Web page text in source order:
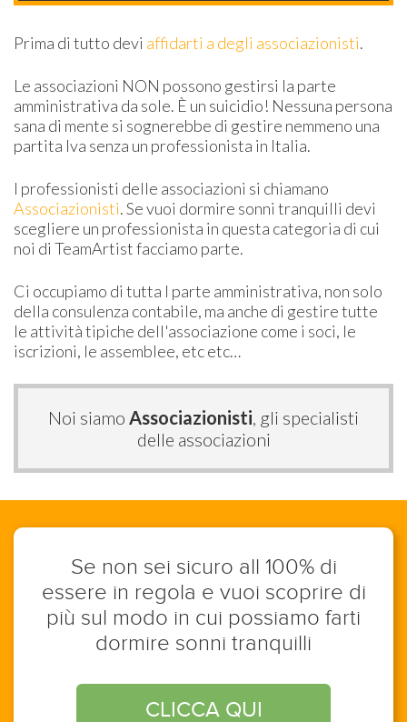
Prima di tutto devi affidarti a degli associazionisti.
Le associazioni NON possono gestirsi la parte
amministrativa da sole. È un suicidio! Nessuna persona
sana di mente si sognerebbe di gestire nemmeno una
partita Iva senza un professionista in Italia.
I professionisti delle associazioni si chiamano
Associazionisti. Se vuoi dormire sonni tranquilli devi
scegliere un professionista in questa categoria di cui
noi di TeamArtist facciamo parte.
Ci occupiamo di tutta l parte amministrativa, non solo
della consulenza contabile, ma anche di gestire tutte
le attività tipiche dell'associazione come i soci, le
iscrizioni, le assemblee, etc etc…
Noi siamo Associazionisti, gli specialisti
delle associazioni
Se non sei sicuro all 100% di
essere in regola e vuoi scoprire di
più sul modo in cui possiamo farti
dormire sonni tranquilli
CLICCA QUI